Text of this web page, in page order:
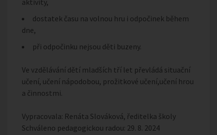
aktivity,
dostatek času na volnou hru i odpočinek během
dne,
při odpočinku nejsou děti buzeny.
Ve vzdělávání dětí mladších tří let převládá situační
učení, učení nápodobou, prožitkové učení,učení hrou
a činnostmi.
Vypracovala: Renáta Slováková, ředitelka školy
Schváleno pedagogickou radou: 29. 8. 2024